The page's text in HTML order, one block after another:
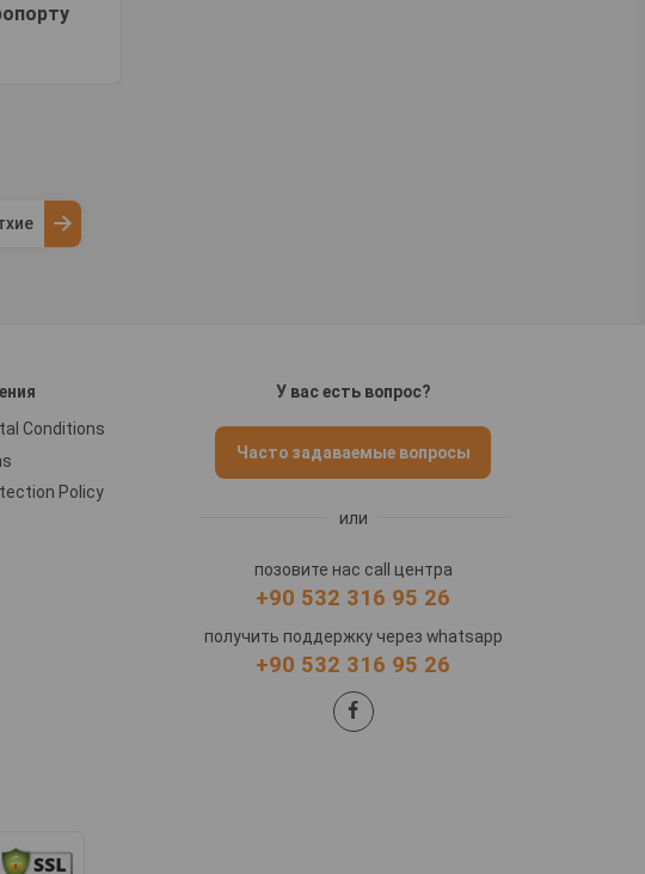
Conditions
Policy
У вас есть вопрос?
Часто задаваемые вопросы
или
позовите нас call центра
+90 532 316 95 26
получить поддержку через whatsapp
+90 532 316 95 26